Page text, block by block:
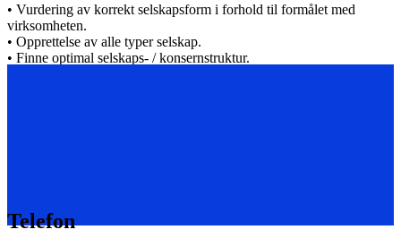
• Vurdering av korrekt selskapsform i forhold til formålet med
virksomheten.
• Opprettelse av alle typer selskap.
• Finne optimal selskaps- / konsernstruktur.
Telefon